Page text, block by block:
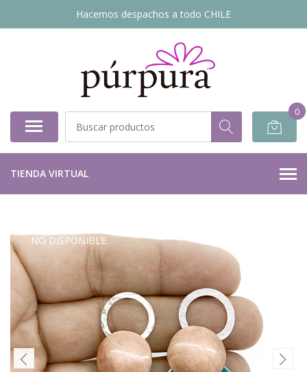
Hacemos despachos a todo CHILE
0
TIENDA VIRTUAL
NO DISPONIBLE